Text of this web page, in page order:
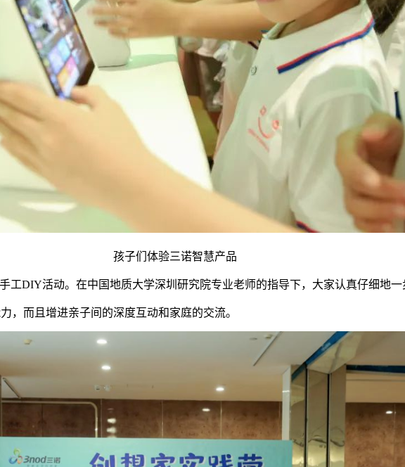
孩子们体验三诺智慧产品
DIY活动。在中国地质大学深圳研究院专业老师的指导下，大家认真仔细地一
而且增进亲子间的深度互动和家庭的交流。